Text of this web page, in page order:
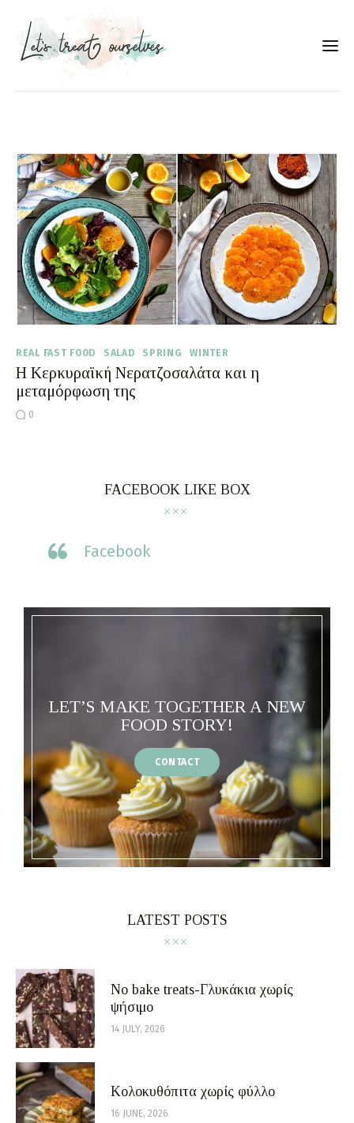
Portfolio
Services
Food photography tips
Επικοινωνία
Moments of Mine
REAL FAST FOOD SALAD SPRING WINTER
Η Κερκυραϊκή Νερατζοσαλάτα και η
μεταμόρφωση της
0
FACEBOOK LIKE BOX
Facebook
LET’S MAKE TOGETHER A NEW
FOOD STORY!
CONTACT
LATEST POSTS
No bake treats-Γλυκάκια χωρίς
ψήσιμο
14 JULY, 2026
Κολοκυθόπιτα χωρίς φύλλο
16 JUNE, 2026